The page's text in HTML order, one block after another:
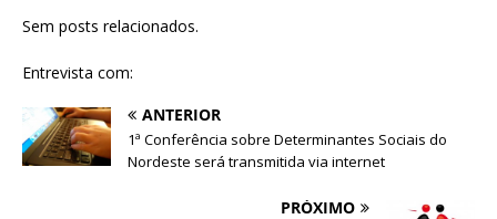
Sem posts relacionados.
Entrevista com:
ANTERIOR
1ª Conferência sobre Determinantes Sociais do
Nordeste será transmitida via internet
PRÓXIMO